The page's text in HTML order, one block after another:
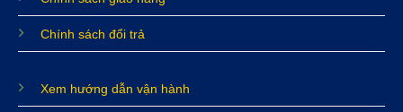
Chính sách đổi trả
Xem hướng dẫn vận hành